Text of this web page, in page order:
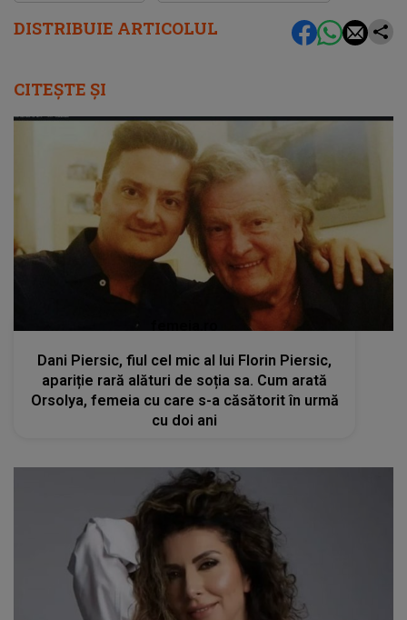
DISTRIBUIE ARTICOLUL
CITEȘTE ȘI
Dani Piersic, fiul cel mic al lui Florin Piersic,
apariție rară alături de soția sa. Cum arată
Orsolya, femeia cu care s-a căsătorit în urmă
cu doi ani